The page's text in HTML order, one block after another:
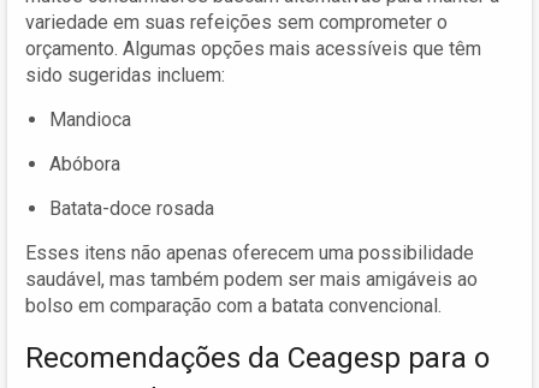
variedade em suas refeições sem comprometer o
orçamento. Algumas opções mais acessíveis que têm
sido sugeridas incluem:
Mandioca
Abóbora
Batata-doce rosada
Esses itens não apenas oferecem uma possibilidade
saudável, mas também podem ser mais amigáveis ao
bolso em comparação com a batata convencional.
Recomendações da Ceagesp para o